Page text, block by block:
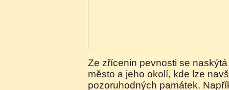
Ze zřícenin pevnosti se
město a jeho okolí, kde lze
pozoruhodných památek.